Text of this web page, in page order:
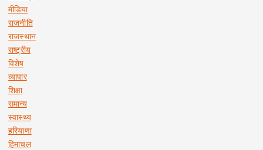
मीडिया
राजनीति
राजस्थान
राष्ट्रीय
विशेष
व्यापार
शिक्षा
समान्य
स्वास्थ्य
हरियाणा
हिमाचल